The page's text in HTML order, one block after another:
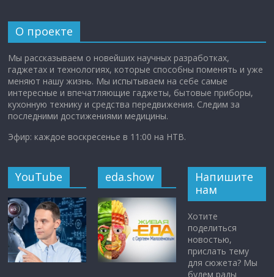
О проекте
Мы рассказываем о новейших научных разработках,
гаджетах и технологиях, которые способны поменять и уже
меняют нашу жизнь. Мы испытываем на себе самые
интересные и впечатляющие гаджеты, бытовые приборы,
кухонную технику и средства передвижения. Следим за
последними достижениями медицины.
Эфир: каждое воскресенье в 11:00 на НТВ.
YouTube eda.show
Напишите
нам
Хотите
поделиться
новостью,
прислать тему
для сюжета? Мы
будем рады